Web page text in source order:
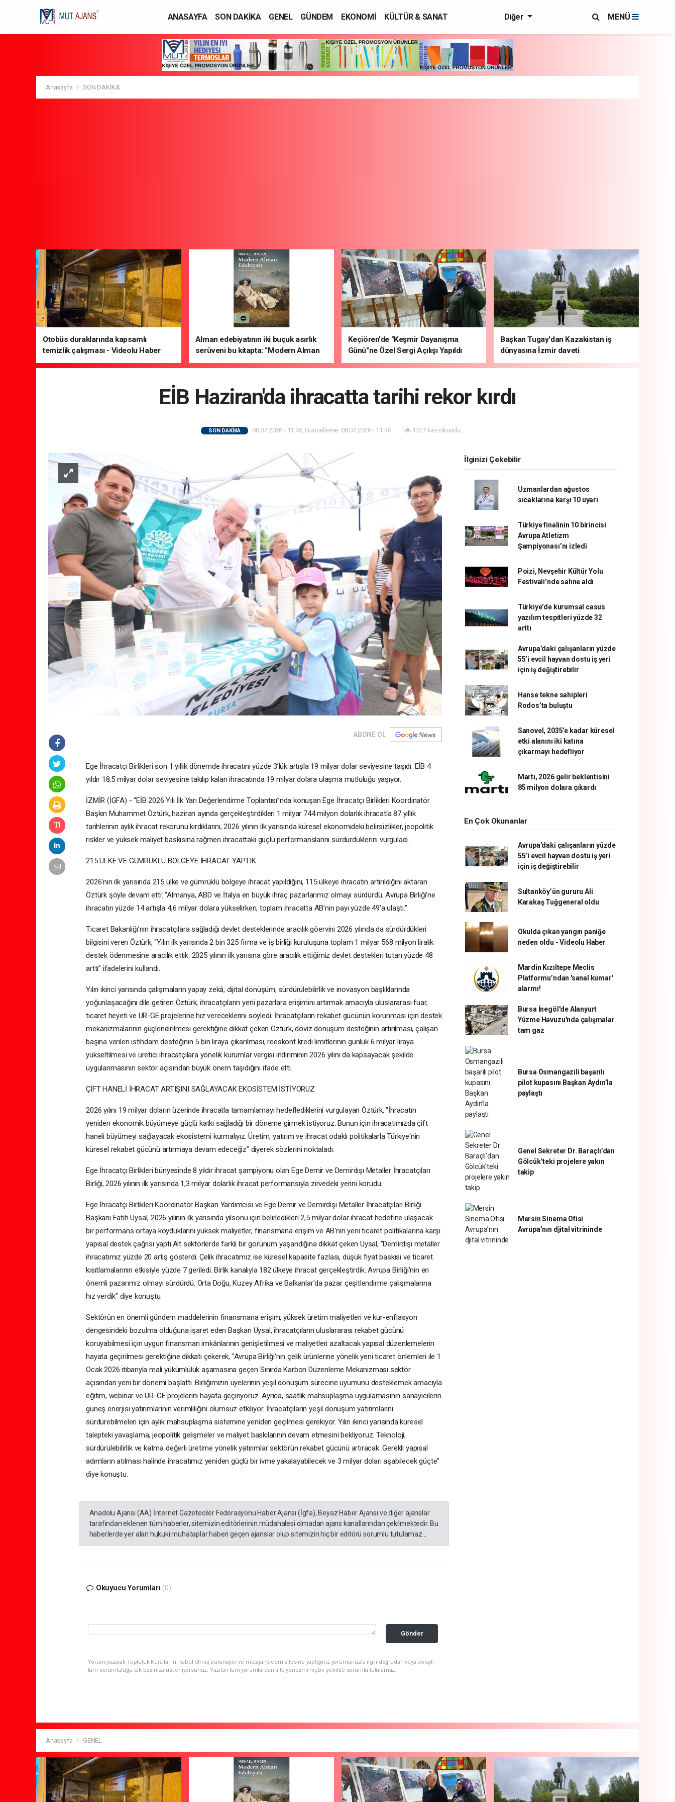
ANASAYFA SON DAKİKA GENEL GÜNDEM EKONOMİ
KÜLTÜR & SANAT
Diğer MENÜ
Anasayfa SON DAKİKA
Otobüs duraklarında kapsamlı
temizlik çalışması - Videolu Haber
Alman edebiyatının iki buçuk asırlık
serüveni bu kitapta: “Modern Alman
Edebiyatı"
Keçiören'de "Keşmir Dayanışma
Günü"ne Özel Sergi Açılışı Yapıldı
Başkan Tugay'dan Kazakistan iş
dünyasına İzmir daveti
EİB Haziran'da ihracatta tarihi rekor kırdı
SON DAKİKA 08.07.2026 - 11:46, Güncelleme: 08.07.2026 - 11:46 1527 kez okundu.
ABONE OL
Ege İhracatçı Birlikleri son 1 yıllık dönemde ihracatını yüzde 3’lük artışla 19 milyar dolar seviyesine taşıdı. EİB 4
yıldır 18,5 milyar dolar seviyesine takılıp kalan ihracatında 19 milyar dolara ulaşma mutluluğu yaşıyor.
İZMİR (İGFA) - “EİB 2026 Yılı İlk Yarı Değerlendirme Toplantısı”nda konuşan Ege İhracatçı Birlikleri Koordinatör
Başkın Muhammet Öztürk, haziran ayında gerçekleştirdikleri 1 milyar 744 milyon dolarlık ihracatla 87 yıllık
tarihlerinin aylık ihracat rekorunu kırdıklarını, 2026 yılının ilk yarısında küresel ekonomideki belirsizlikler, jeopolitik
riskler ve yüksek maliyet baskısına rağmen ihracattaki güçlü performanslarını sürdürdüklerini vurguladı.
215 ÜLKE VE GÜMRÜKLÜ BÖLGEYE İHRACAT YAPTIK
2026'nın ilk yarısında 215 ülke ve gümrüklü bölgeye ihracat yapıldığını, 115 ülkeye ihracatın artırıldığını aktaran
Öztürk şöyle devam etti: “Almanya, ABD ve İtalya en büyük ihraç pazarlarımız olmayı sürdürdü. Avrupa Birliği'ne
ihracatın yüzde 14 artışla 4,6 milyar dolara yükselirken, toplam ihracatta AB’nin payı yüzde 49'a ulaştı.”
Ticaret Bakanlığı’nın ihracatçılara sağladığı devlet desteklerinde aracılık göervini 2026 yılında da sürdürdükleri
bilgisini veren Öztürk, “Yılın ilk yarısında 2 bin 325 firma ve iş birliği kuruluşuna toplam 1 milyar 568 milyon liralık
destek ödenmesine aracılık ettik. 2025 yılının ilk yarısına göre aracılık ettiğimiz devlet destekleri tutarı yüzde 48
arttı” ifadelerini kullandı.
Yılın ikinci yarısında çalışmaların yapay zekâ, dijital dönüşüm, sürdürülebilirlik ve inovasyon başlıklarında
yoğunlaşacağını dile getiren Öztürk, ihracatçıların yeni pazarlara erişimini artırmak amacıyla uluslararası fuar,
ticaret heyeti ve UR-GE projelerine hız vereceklerini söyledi. İhracatçıların rekabet gücünün korunması için destek
mekanizmalarının güçlendirilmesi gerektiğine dikkat çeken Öztürk, döviz dönüşüm desteğinin artırılması, çalışan
başına verilen istihdam desteğinin 5 bin liraya çıkarılması, reeskont kredi limitlerinin günlük 6 milyar liraya
yükseltilmesi ve üretici ihracatçılara yönelik kurumlar vergisi indiriminin 2026 yılını da kapsayacak şekilde
uygulanmasının sektör açısından büyük önem taşıdığını ifade etti.
ÇİFT HANELİ İHRACAT ARTIŞINI SAĞLAYACAK EKOSİSTEM İSTİYORUZ
2026 yılını 19 milyar doların üzerinde ihracatla tamamlamayı hedeflediklerini vurgulayan Öztürk, "İhracatın
yeniden ekonomik büyümeye güçlü katkı sağladığı bir döneme girmek istiyoruz. Bunun için ihracatımızda çift
haneli büyümeyi sağlayacak ekosistemi kurmalıyız. Üretim, yatırım ve ihracat odaklı politikalarla Türkiye'nin
küresel rekabet gücünü artırmaya devam edeceğiz” diyerek sözlerini noktaladı.
Ege İhracatçı Birlikleri bünyesinde 8 yıldır ihracat şampiyonu olan Ege Demir ve Demirdışı Metaller İhracatçıları
Birliği, 2026 yılının ilk yarısında 1,3 milyar dolarlık ihracat performansıyla zirvedeki yerini korudu.
Ege İhracatçı Birlikleri Koordinatör Başkan Yardımcısı ve Ege Demir ve Demirdışı Metaller İhracatçıları Birliği
Başkanı Fatih Uysal, 2026 yılının ilk yarısında yılsonu için belirledikleri 2,5 milyar dolar ihracat hedefine ulaşacak
bir performans ortaya koyduklarını yüksek maliyetler, finansmana erişim ve AB'nin yeni ticaret politikalarına karşı
yapısal destek çağrısı yaptı.Alt sektörlerde farklı bir görünüm yaşandığına dikkat çeken Uysal, “Demirdışı metaller
ihracatımız yüzde 20 artış gösterdi. Çelik ihracatımız ise küresel kapasite fazlası, düşük fiyat baskısı ve ticaret
kısıtlamalarının etkisiyle yüzde 7 geriledi. Birlik kanalıyla 182 ülkeye ihracat gerçekleştirdik. Avrupa Birliği'nin en
önemli pazarımız olmayı sürdürdü. Orta Doğu, Kuzey Afrika ve Balkanlar'da pazar çeşitlendirme çalışmalarına
hız verdik” diye konuştu.
Sektörün en önemli gündem maddelerinin finansmana erişim, yüksek üretim maliyetleri ve kur-enflasyon
dengesindeki bozulma olduğuna işaret eden Başkan Uysal, ihracatçıların uluslararası rekabet gücünü
koruyabilmesi için uygun finansman imkânlarının genişletilmesi ve maliyetleri azaltacak yapısal düzenlemelerin
hayata geçirilmesi gerektiğine dikkati çekerek, "Avrupa Birliği'nin çelik ürünlerine yönelik yeni ticaret önlemleri ile 1
Ocak 2026 itibarıyla mali yükümlülük aşamasına geçen Sınırda Karbon Düzenleme Mekanizması sektör
açısından yeni bir dönemi başlattı. Birliğimizin üyelerinin yeşil dönüşüm sürecine uyumunu desteklemek amacıyla
eğitim, webinar ve UR-GE projelerini hayata geçiriyoruz. Ayrıca, saatlik mahsuplaşma uygulamasının sanayicilerin
güneş enerjisi yatırımlarının verimliliğini olumsuz etkiliyor. İhracatçıların yeşil dönüşüm yatırımlarını
sürdürebilmeleri için aylık mahsuplaşma sistemine yeniden geçilmesi gerekiyor. Yılın ikinci yarısında küresel
talepteki yavaşlama, jeopolitik gelişmeler ve maliyet baskılarının devam etmesini bekliyoruz. Teknoloji,
sürdürülebilirlik ve katma değerli üretime yönelik yatırımlar sektörün rekabet gücünü artıracak. Gerekli yapısal
adımların atılması halinde ihracatımız yeniden güçlü bir ivme yakalayabilecek ve 3 milyar doları aşabilecek güçte"
diye konuştu.
Anadolu Ajansı (AA) İnternet Gazeteciler Federasyonu Haber Ajansı (İgfa), Beyaz Haber Ajansı ve diğer ajanslar
tarafından eklenen tüm haberler, sitemizin editörlerinin müdahalesi olmadan ajans kanallarından çekilmektedir. Bu
haberlerde yer alan hukuki muhataplar haberi geçen ajanslar olup sitemizin hiç bir editörü sorumlu tutulamaz...
Okuyucu Yorumları (0)
Gönder
Yorum yazarak Topluluk Kuralları’nı kabul etmiş bulunuyor ve mutajans.com sitesine yaptığınız yorumunuzla ilgili doğrudan veya dolaylı
tüm sorumluluğu tek başınıza üstleniyorsunuz. Yazılan tüm yorumlardan site yönetimi hiçbir şekilde sorumlu tutulamaz.
İlginizi Çekebilir
Uzmanlardan ağustos
sıcaklarına karşı 10 uyarı
Türkiye finalinin 10 birincisi
Avrupa Atletizm
Şampiyonası’nı izledi
Poizi, Nevşehir Kültür Yolu
Festivali’nde sahne aldı
Türkiye’de kurumsal casus
yazılım tespitleri yüzde 32
arttı
Avrupa’daki çalışanların yüzde
55’i evcil hayvan dostu iş yeri
için iş değiştirebilir
Hanse tekne sahipleri
Rodos’ta buluştu
Sanovel, 2035’e kadar küresel
etki alanını iki katına
çıkarmayı hedefliyor
Martı, 2026 gelir beklentisini
85 milyon dolara çıkardı
En Çok Okunanlar
Avrupa’daki çalışanların yüzde
55’i evcil hayvan dostu iş yeri
için iş değiştirebilir
Sultanköy’ün gururu Ali
Karakaş Tuğgeneral oldu
Okulda çıkan yangın paniğe
neden oldu - Videolu Haber
Mardin Kızıltepe Meclis
Platformu’ndan 'sanal kumar'
alarmı!
Bursa İnegöl'de Alanyurt
Yüzme Havuzu'nda çalışmalar
tam gaz
Bursa Osmangazili başarılı
pilot kupasını Başkan Aydın’la
paylaştı
Genel Sekreter Dr. Baraçlı’dan
Gölcük’teki projelere yakın
takip
Mersin Sinema Ofisi
Avrupa’nın djital vitrininde
Anasayfa GENEL